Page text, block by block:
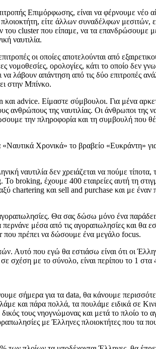
Επιμόρφωσης, είναι να φέρνουμε νέο
πλοιοκτήτη, είτε άλλων συναδέλφων
cluster που είπαμε, να τα επανδρώσουμε
ναυτιλία.
οι οποίες αποτελούνται από
νομοθεσίες, ορολογίες, κάτι το οποίο δεν
να λάβουν απάντηση από τις δύο επιτροπές
στην Μπίνκο.
advice. Είμαστε σύμβουλοι. Για μένα
της ναυτιλίας. Οι άνθρωποι της
την πληροφορία και τη συμβουλή που
Χρονικά» το βραβείο «Ευκράντη»
ναυτιλία δεν χρειάζεται να πούμε τίποτα,
broking, έχουμε 400 εταιρείες αυτή τη
chartering και sell and purchase και με
Θα σας δώσω μόνο ένα
περνάνε μέσα από τις αγοραπωλησίες και θα
που πρέπει να δώσουμε ένα μεγάλο focus.
Αυτό που εγώ θα εστιάσω είναι ότι οι
σχέση με το σύνολο, είναι περίπου το 1 στα
σήμερα για τα data, θα κάνουμε
και πάρα πολλά, τα πουλάμε ειδικά σε
τους νηογνώμονας και μετά το πλοίο
με Έλληνες πλοιοκτήτες που τα